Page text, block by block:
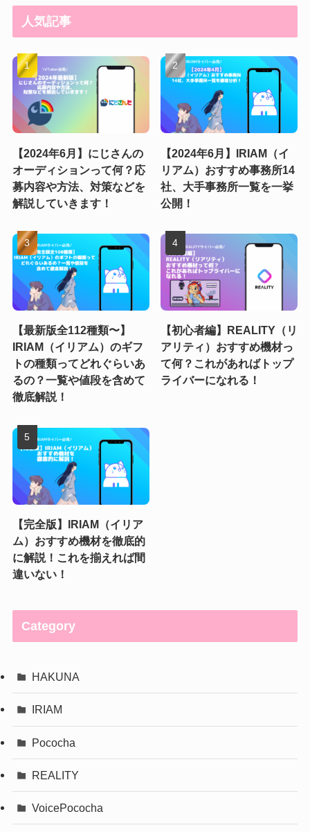
人気記事
【2024年6月】にじさんの
オーディションって何？応
募内容や方法、対策などを
解説していきます！
【2024年6月】IRIAM（イ
リアム）おすすめ事務所14
社、大手事務所一覧を一挙
公開！
【最新版全112種類〜】
IRIAM（イリアム）のギフ
トの種類ってどれぐらいあ
るの？一覧や値段を含めて
徹底解説！
【初心者編】REALITY（リ
アリティ）おすすめ機材っ
て何？これがあればトップ
ライバーになれる！
【完全版】IRIAM（イリア
ム）おすすめ機材を徹底的
に解説！これを揃えれば間
違いない！
Category
HAKUNA
IRIAM
Pococha
REALITY
VoicePococha